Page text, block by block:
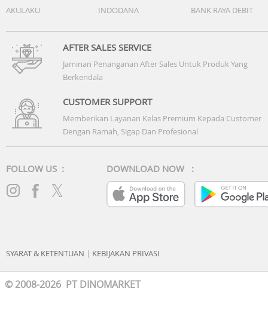
AKULAKU
INDODANA BANK RAYA DEBIT
AFTER SALES SERVICE
Jaminan Penanganan After Sales Untuk Produk Yang
Berkendala
CUSTOMER SUPPORT
Memberikan Layanan Kelas Premium Kepada Customer
Dengan Ramah, Sigap Dan Profesional
FOLLOW US : DOWNLOAD NOW :
SYARAT & KETENTUAN | KEBIJAKAN PRIVASI
© 2008-2026 PT DINOMARKET